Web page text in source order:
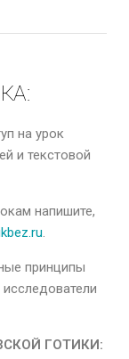
на урок
и текстовой
напишите,
.
принципы
ГОТИКИ: